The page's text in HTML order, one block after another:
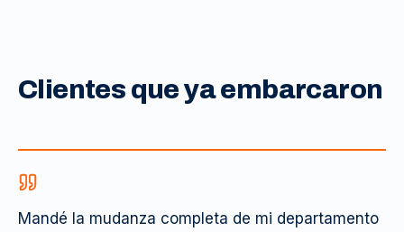
Clientes que ya embarcaron
Mandé la mudanza completa de mi departamento